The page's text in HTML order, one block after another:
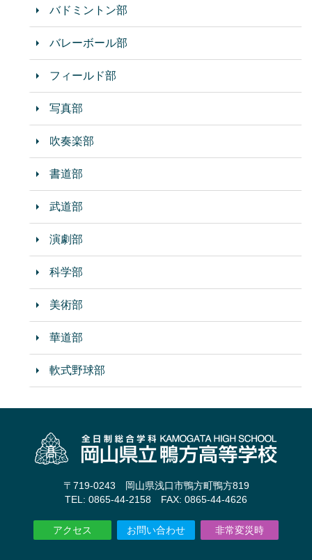
バドミントン部
バレーボール部
フィールド部
写真部
吹奏楽部
書道部
武道部
演劇部
科学部
美術部
華道部
軟式野球部
〒719-0243 岡山県浅口市鴨方町鴨方819
TEL: 0865-44-2158 FAX: 0865-44-4626
アクセス お問い合わせ 非常変災時